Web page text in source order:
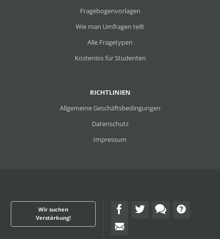
RICHTLINIEN
Allgemeine Geschäftsbedingungen
Datenschutz
Impressum
Fragebogenvorlagen
Wie man Umfragen teilt
Alle Fragetypen
Kostenlos für Studenten
Wir suchen
Verstärkung!